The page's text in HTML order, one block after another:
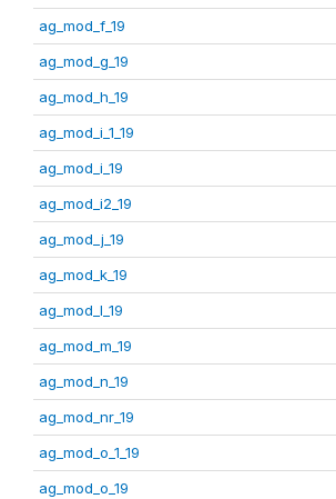
ag_mod_f_19
ag_mod_g_19
ag_mod_h_19
ag_mod_i_1_19
ag_mod_i_19
ag_mod_i2_19
ag_mod_j_19
ag_mod_k_19
ag_mod_l_19
ag_mod_m_19
ag_mod_n_19
ag_mod_nr_19
ag_mod_o_1_19
ag_mod_o_19